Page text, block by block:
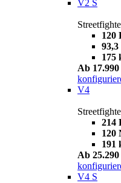
V2 S
120
175
Ab 17.990
V4
214
120
191
Ab 25.290
V4 S